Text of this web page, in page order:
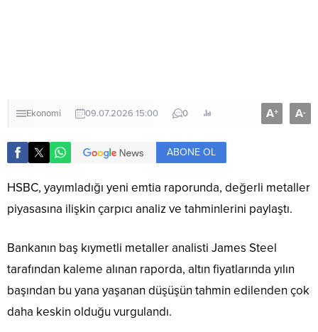
Ekonomi 09.07.2026 15:00 0 A+ A-
ABONE OL
HSBC, yayımladığı yeni emtia raporunda, değerli metaller
piyasasına ilişkin çarpıcı analiz ve tahminlerini paylaştı.
Bankanın baş kıymetli metaller analisti James Steel
tarafından kaleme alınan raporda, altın fiyatlarında yılın
başından bu yana yaşanan düşüşün tahmin edilenden çok
daha keskin olduğu vurgulandı.